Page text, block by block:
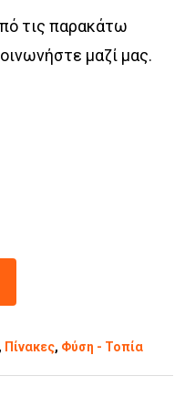
τις παρακάτω
μαζί μας.
, Πίνακες, Φύση - Τοπία